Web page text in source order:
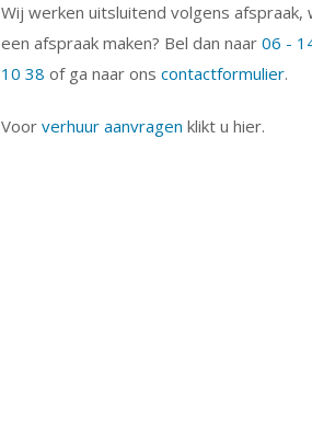
Wij werken uitsluitend volgens afspraak,
een afspraak maken? Bel dan naar 06 -
10 38 of ga naar ons contactformulier.
Voor verhuur aanvragen klikt u hier.